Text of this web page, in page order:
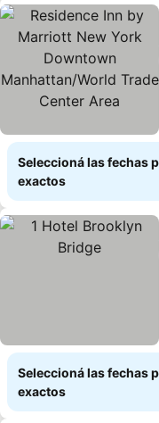
Seleccioná las fechas
exactos
Seleccioná las fechas
exactos